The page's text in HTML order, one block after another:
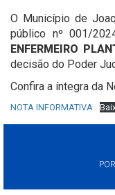
O Município de
público nº 001/
ENFERMEIRO
decisão do Poder
Confira a íntegra da
NOTA INFORMATIVA